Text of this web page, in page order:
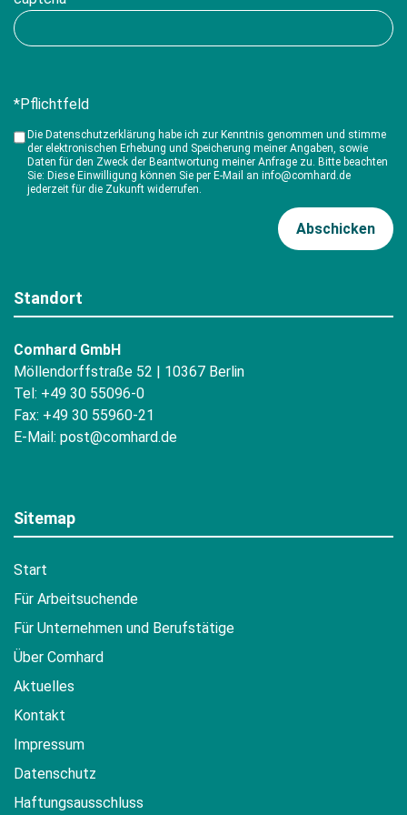
*Pflichtfeld
Die Datenschutzerklärung habe ich zur Kenntnis genommen und stimme
der elektronischen Erhebung und Speicherung meiner Angaben, sowie
Daten für den Zweck der Beantwortung meiner Anfrage zu. Bitte beachten
Sie: Diese Einwilligung können Sie per E-Mail an info@comhard.de
jederzeit für die Zukunft widerrufen.
Standort
Comhard GmbH
Möllendorffstraße 52 | 10367 Berlin
Tel: +49 30 55096-0
Fax: +49 30 55960-21
E-Mail: post@comhard.de
Sitemap
Start
Für Arbeitsuchende
Für Unternehmen und Berufstätige
Über Comhard
Aktuelles
Kontakt
Impressum
Datenschutz
Haftungsausschluss